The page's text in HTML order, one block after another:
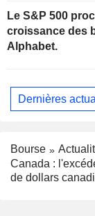
Le S&P 500
croissance des
Alphabet.
Dernières
Bourse
Canada :
de dollars